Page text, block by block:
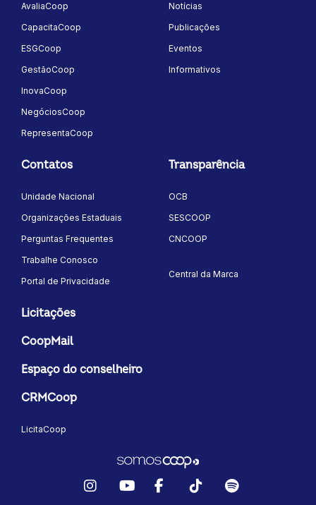
AvaliaCoop
CapacitaCoop
ESGCoop
GestãoCoop
InovaCoop
NegóciosCoop
RepresentaCoop
Notícias
Publicações
Eventos
Informativos
Contatos
Unidade Nacional
Organizações Estaduais
Perguntas Frequentes
Trabalhe Conosco
Portal de Privacidade
Transparência
OCB
SESCOOP
CNCOOP
Central da Marca
Licitações
CoopMail
Espaço do conselheiro
CRMCoop
LicitaCoop